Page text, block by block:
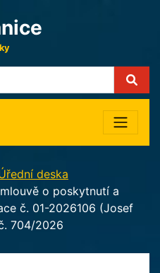
deska
o poskytnutí a
č. 01-2026106 (Josef
704/2026